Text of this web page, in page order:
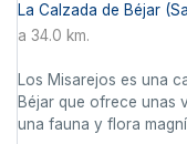
La Calzada de Béjar
a 34.0 km.
Los Misarejos es una
Béjar que ofrece unas
una fauna y flora